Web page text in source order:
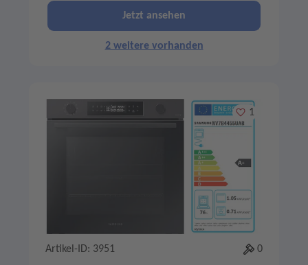
Jetzt ansehen
2 weitere vorhanden
Merken
1
Artikel-ID: 3951 0